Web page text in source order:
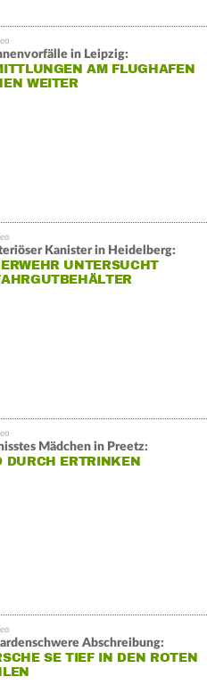
in Leipzig:
AM FLUGHAFEN
WEITER
Kanister in Heidelberg:
UNTERSUCHT
Mädchen in Preetz:
DURCH ERTRINKEN
Abschreibung:
SE TIEF IN DEN ROTEN